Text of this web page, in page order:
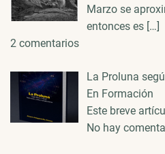
Marzo se
entonces es […]
2 comentarios
La Proluna
En Formación
Este breve
No hay